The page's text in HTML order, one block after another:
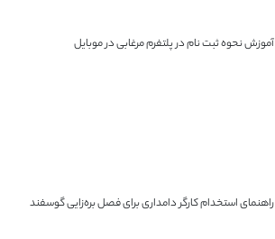
آموزش نحوه ثبت نام در پلتفرم مرغابی در موبایل
راهنمای استخدام کارگر دامداری برای فصل بره‌زایی گوسفند